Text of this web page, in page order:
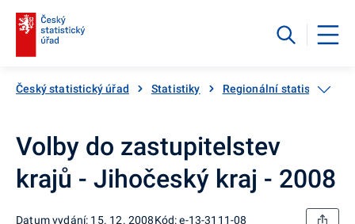
Český statistický úřad Statistiky Regionální statistiky
Volby do zastupitelstev
krajů - Jihočeský kraj - 2008
Datum vydání: 15. 12. 2008Kód: e-13-3111-08